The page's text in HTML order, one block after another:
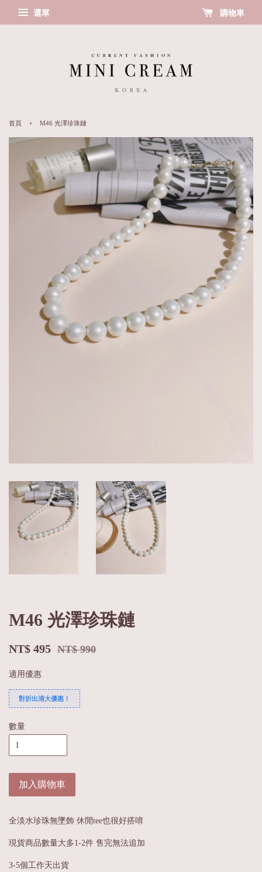
選單 購物車
首頁 › M46 光澤珍珠鏈
M46 光澤珍珠鏈
NT$ 495 NT$ 990
適用優惠
對折出清大優惠！
數量
加入購物車
全淡水珍珠無墜飾 休閒tee也很好搭唷
現貨商品數量大多1-2件 售完無法追加
3-5個工作天出貨